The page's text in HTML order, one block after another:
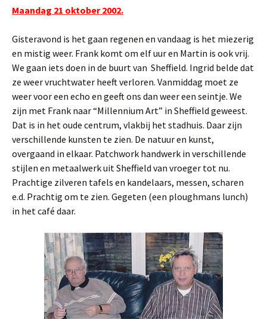
Maandag 21 oktober 2002.
Gisteravond is het gaan regenen en vandaag is het miezerig
en mistig weer. Frank komt om elf uur en Martin is ook vrij.
We gaan iets doen in de buurt van Sheffield. Ingrid belde dat
ze weer vruchtwater heeft verloren. Vanmiddag moet ze
weer voor een echo en geeft ons dan weer een seintje. We
zijn met Frank naar “Millennium Art” in Sheffield geweest.
Dat is in het oude centrum, vlakbij het stadhuis. Daar zijn
verschillende kunsten te zien. De natuur en kunst,
overgaand in elkaar. Patchwork handwerk in verschillende
stijlen en metaalwerk uit Sheffield van vroeger tot nu.
Prachtige zilveren tafels en kandelaars, messen, scharen
e.d. Prachtig om te zien. Gegeten (een ploughmans lunch)
in het café daar.